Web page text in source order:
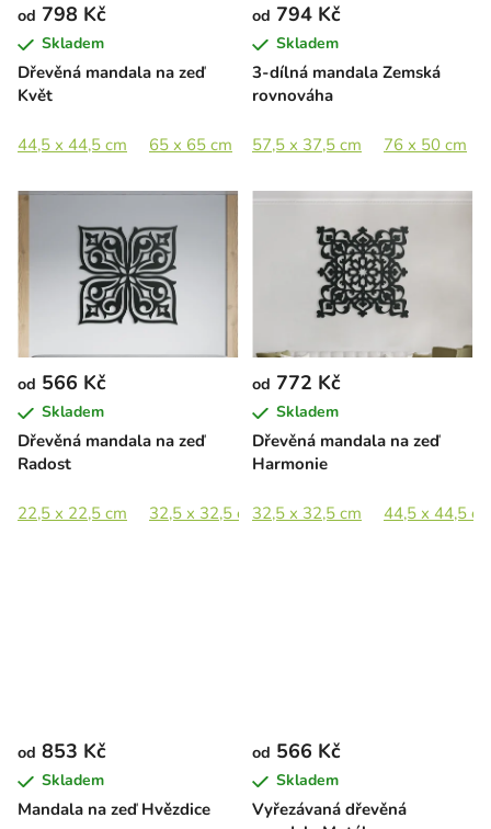
Dřevěná mandala na zeď
Květ
od 798 Kč
Skladem
44,5 x 44,5 cm 65 x 65 cm 89 x 89 cm
3-dílná mandala Zemská
rovnováha
od 794 Kč
Skladem
57,5 x 37,5 cm 76 x 50 cm
Dřevěná mandala na zeď
Radost
od 566 Kč
Skladem
22,5 x 22,5 cm 32,5 x 32,5 cm 44,5 x 44,5 cm 65 x 65
Dřevěná mandala na zeď
Harmonie
od 772 Kč
Skladem
32,5 x 32,5 cm 44,5 x 44,5
Mandala na zeď Hvězdice
od 853 Kč
Skladem
Vyřezávaná dřevěná
od 566 Kč
Skladem